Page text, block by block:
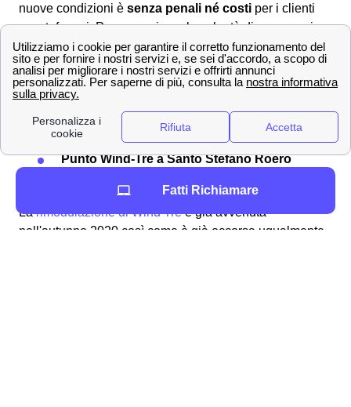
nuove condizioni è senza penali né costi per i clienti
sanstefanesi. Per comunicare la volontà di recesso si
dovrà utilizzare uno dei seguenti canali:
Servizio clienti Wind-Tre: contattabile al159
PEC all'indirizzo:[email protected]
Raccomandata A/R a:
Milano recapito Baggio, Casella Postale
159, 20152 Milano (MI)
Punto Wind-Tre a Santo Stefano Roero
Larimodulazione di Wind Treè già avvenuta
nell'autunno 2020 così come è già occorsa ugualmente
Fatti Richiamare